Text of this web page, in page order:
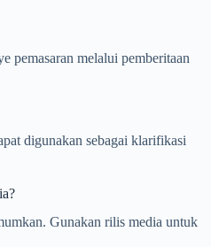
pemasaran melalui pemberitaan
digunakan sebagai klarifikasi
Gunakan rilis media untuk